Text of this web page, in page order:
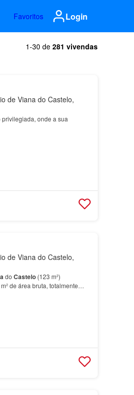
Favoritos Login
1-30 de 281 vivendas
de Viana do Castelo,
onde a sua
de Viana do Castelo,
do Castelo(123 m²)
de área bruta, totalmente
Agonia, em